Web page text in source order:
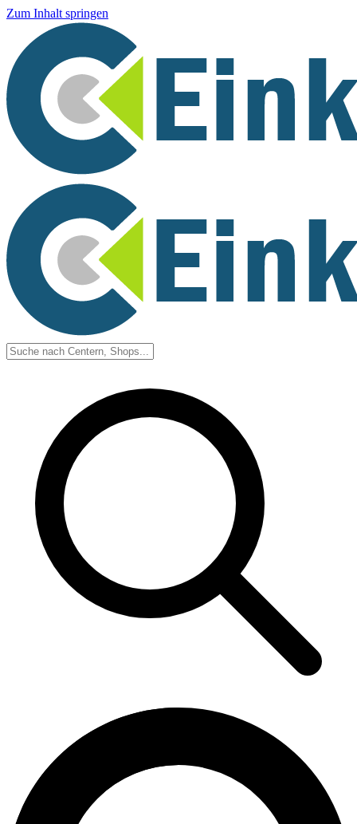
Zum Inhalt springen